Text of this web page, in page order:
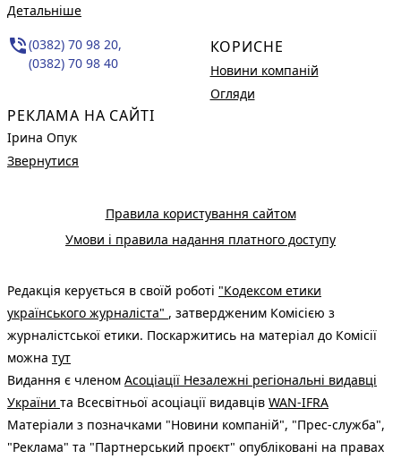
Детальніше
phone_in_talk(0382) 70 98 20,
(0382) 70 98 40
РЕКЛАМА НА САЙТІ
Ірина Опук
Звернутися
КОРИСНЕ
Новини компаній
Огляди
Правила користування сайтом
Умови і правила надання платного доступу
Редакція керується в своїй роботі "Кодексом етики
українського журналіста" , затвердженим Комісією з
журналістської етики. Поскаржитись на матеріал до Комісії
можна тут
Видання є членом Асоціації Незалежні регіональні видавці
України та Всесвітньої асоціації видавців WAN-IFRA
Матеріали з позначками "Новини компаній", "Прес-служба",
"Реклама" та "Партнерський проєкт" опубліковані на правах